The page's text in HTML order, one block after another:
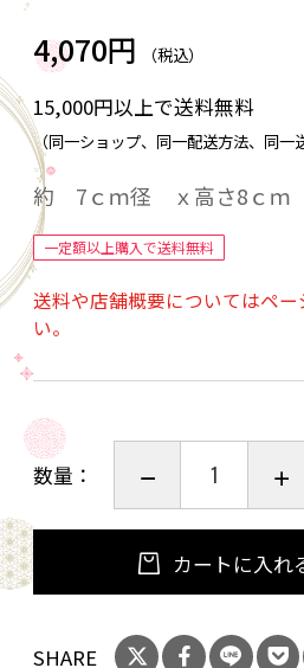
4,070円 （税込）
15,000円以上で送料無料
（同一ショップ、同一配送方法、同一
約 7ｃｍ径 ｘ高さ8ｃｍ
一定額以上購入で送料無料
送料や店舗概要についてはペ
い。
数量：
カートに入れ
SHARE